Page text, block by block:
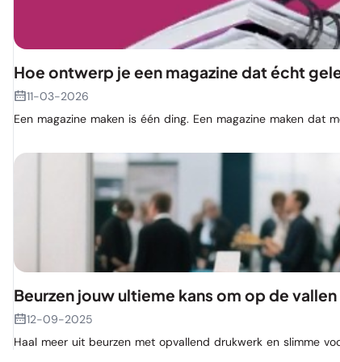
Hoe ontwerp je een magazine dat écht
11-03-2026
Een magazine maken is één ding. Een magazine maken dat
Beurzen jouw ultieme kans om op de vallen
12-09-2025
Haal meer uit beurzen met opvallend drukwerk en slimme